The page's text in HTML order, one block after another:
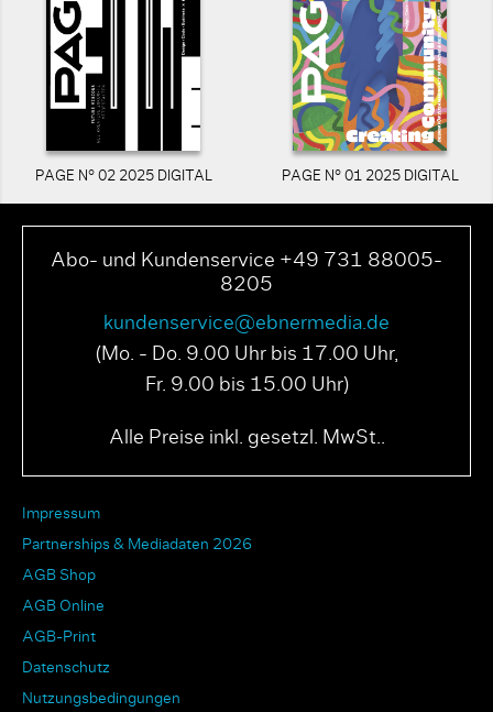
PAGE N° 02 2025 DIGITAL PAGE N° 01 2025 DIGITAL
Abo- und Kundenservice +49 731 88005-
8205
kundenservice@ebnermedia.de
(Mo. - Do. 9.00 Uhr bis 17.00 Uhr,
Fr. 9.00 bis 15.00 Uhr)
Alle Preise inkl. gesetzl. MwSt..
Impressum
Partnerships & Mediadaten 2026
AGB Shop
AGB Online
AGB-Print
Datenschutz
Nutzungsbedingungen